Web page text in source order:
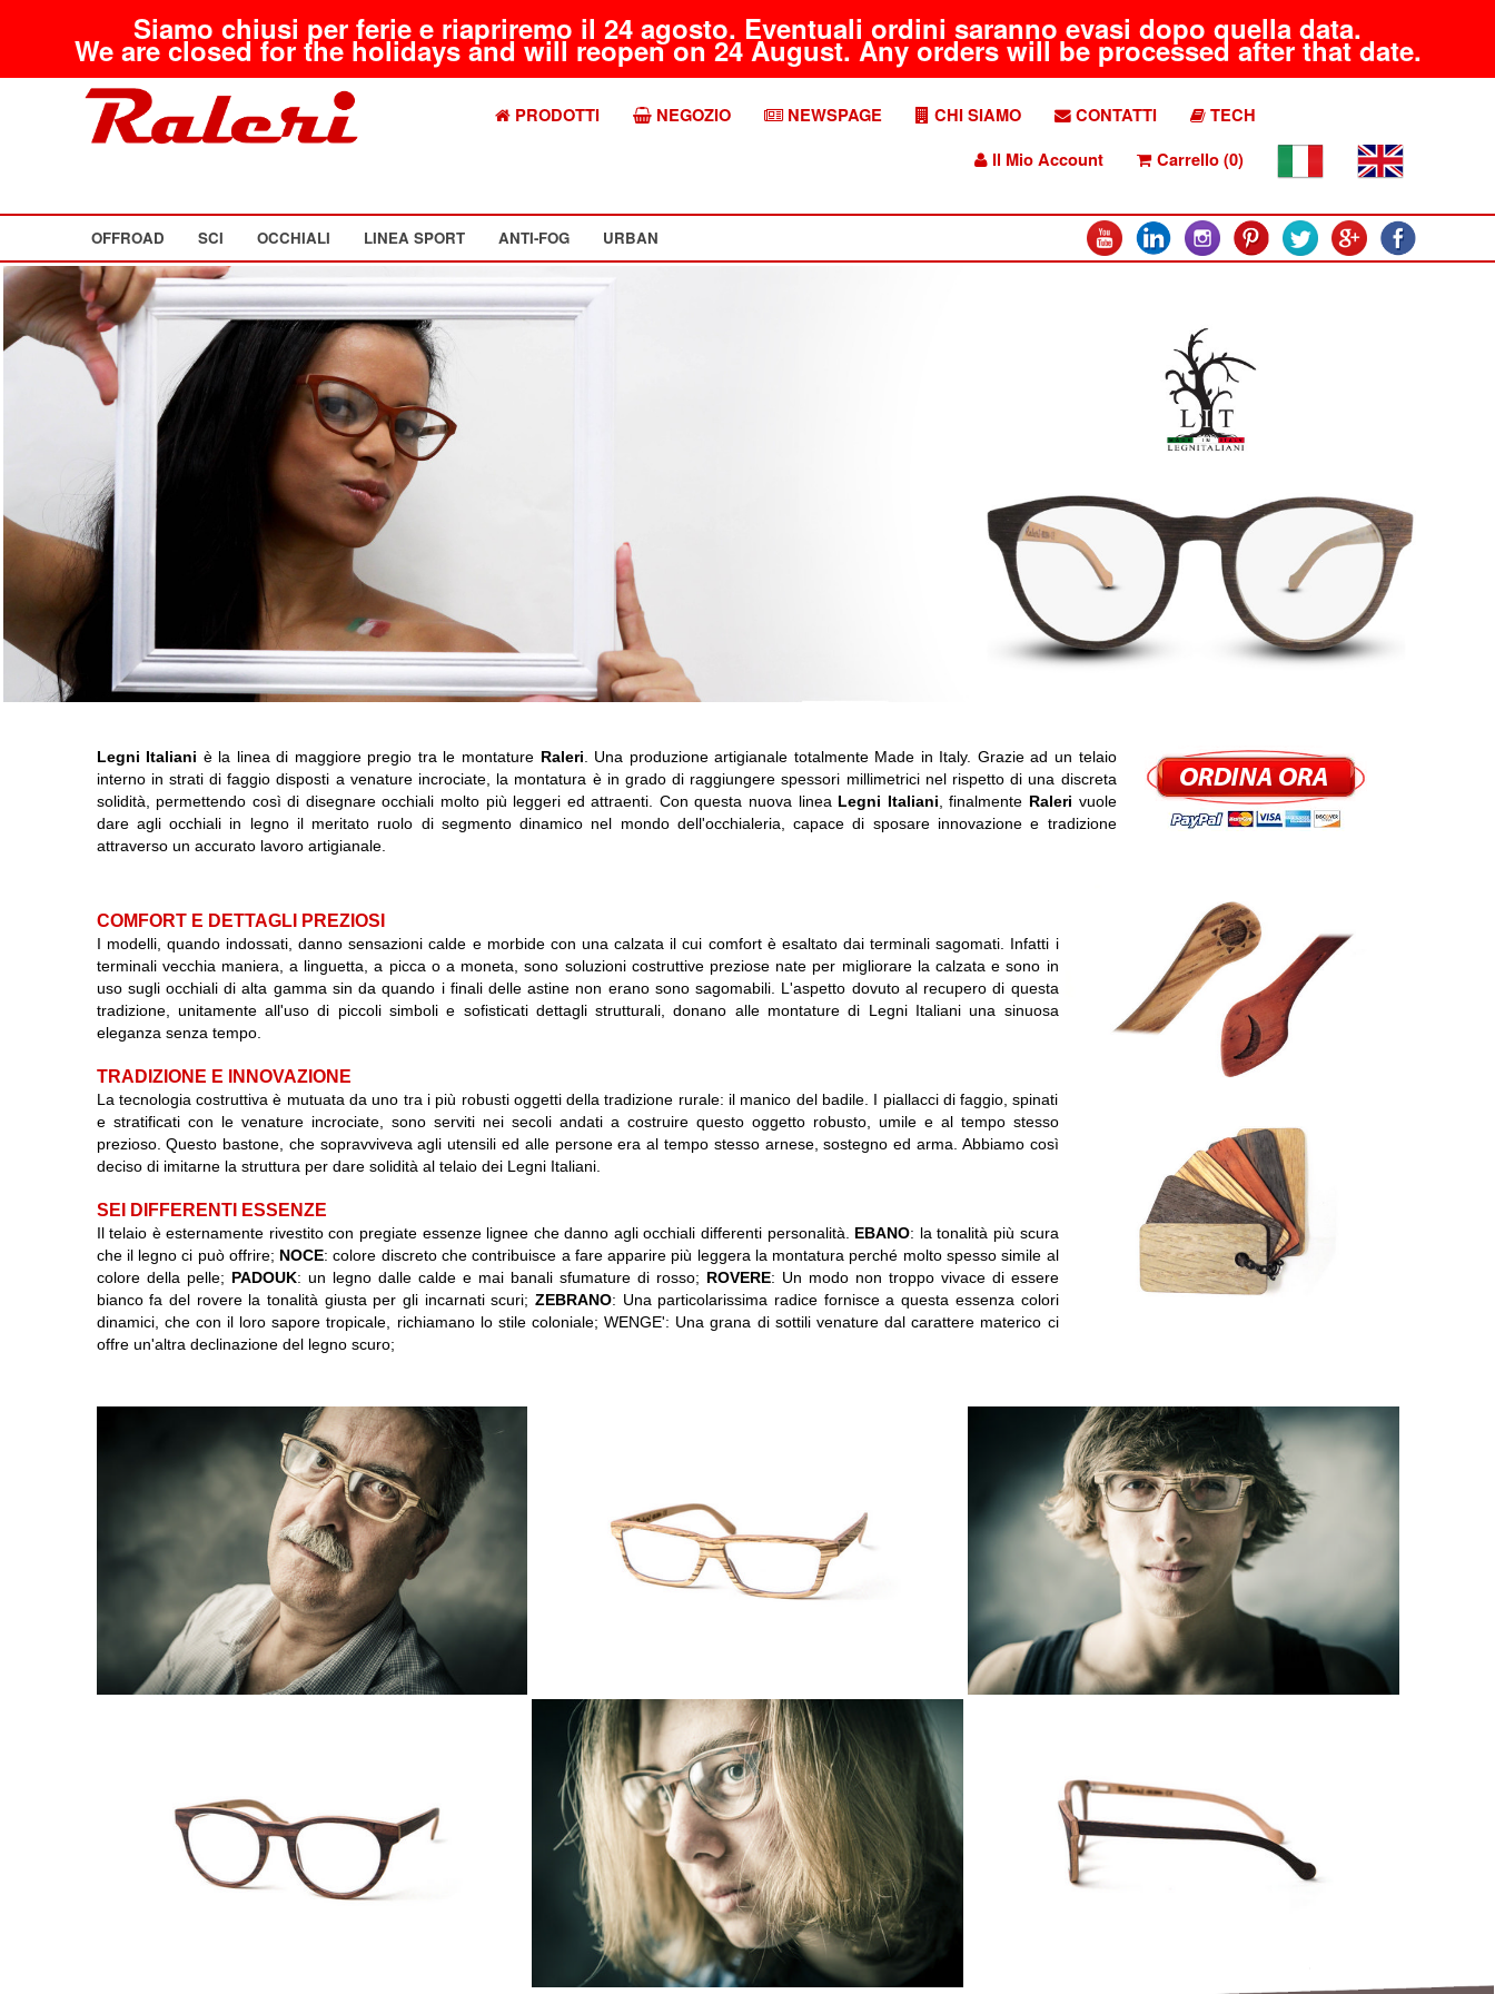
Siamo chiusi per ferie e riapriremo il 24 agosto. Eventuali ordini saranno evasi dopo quella data.
We are closed for the holidays and will reopen on 24 August. Any orders will be processed after that date.
PRODOTTI NEGOZIO NEWSPAGE CHI SIAMO CONTATTI
TECH
Il Mio Account
Carrello (0)
OFFROAD SCI OCCHIALI LINEA SPORT ANTI-FOG URBAN
Legni Italiani è la linea di maggiore pregio tra le montature Raleri . Una produzione artigianale totalmente Made in Italy. Grazie ad un telaio
interno in strati di faggio disposti a venature incrociate, la montatura è in grado di raggiungere spessori millimetrici nel rispetto di una discreta
solidità, permettendo così di disegnare occhiali molto più leggeri ed attraenti. Con questa nuova linea Legni Italiani , finalmente Raleri vuole
dare agli occhiali in legno il meritato ruolo di segmento dinamico nel mondo dell'occhialeria, capace di sposare innovazione e tradizione
attraverso un accurato lavoro artigianale.
COMFORT E DETTAGLI PREZIOSI
I modelli, quando indossati, danno sensazioni calde e morbide con una calzata il cui comfort è esaltato dai terminali sagomati. Infatti i
terminali vecchia maniera, a linguetta, a picca o a moneta, sono soluzioni costruttive preziose nate per migliorare la calzata e sono in
uso sugli occhiali di alta gamma sin da quando i finali delle astine non erano sono sagomabili. L'aspetto dovuto al recupero di questa
tradizione, unitamente all'uso di piccoli simboli e sofisticati dettagli strutturali, donano alle montature di Legni Italiani una sinuosa
eleganza senza tempo.
TRADIZIONE E INNOVAZIONE
La tecnologia costruttiva è mutuata da uno tra i più robusti oggetti della tradizione rurale: il manico del badile. I piallacci di faggio, spinati
e stratificati con le venature incrociate, sono serviti nei secoli andati a costruire questo oggetto robusto, umile e al tempo stesso
prezioso. Questo bastone, che sopravviveva agli utensili ed alle persone era al tempo stesso arnese, sostegno ed arma. Abbiamo così
deciso di imitarne la struttura per dare solidità al telaio dei Legni Italiani.
SEI DIFFERENTI ESSENZE
Il telaio è esternamente rivestito con pregiate essenze lignee che danno agli occhiali differenti personalità. EBANO: la tonalità più scura
che il legno ci può offrire; NOCE: colore discreto che contribuisce a fare apparire più leggera la montatura perché molto spesso simile al
colore della pelle; PADOUK: un legno dalle calde e mai banali sfumature di rosso; ROVERE: Un modo non troppo vivace di essere
bianco fa del rovere la tonalità giusta per gli incarnati scuri;ZEBRANO: Una particolarissima radice fornisce a questa essenza colori
dinamici, che con il loro sapore tropicale, richiamano lo stile coloniale; WENGE': Una grana di sottili venature dal carattere materico ci
offre un'altra declinazione del legno scuro;